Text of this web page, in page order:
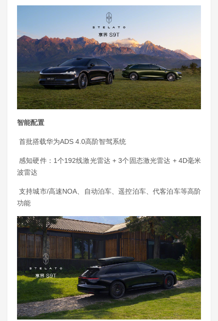
智能配置
首批搭载华为ADS 4.0高阶智驾系统
感知硬件：1个192线激光雷达 + 3个固态激光雷达 + 4D毫米
波雷达
支持城市/高速NOA、自动泊车、遥控泊车、代客泊车等高阶
功能